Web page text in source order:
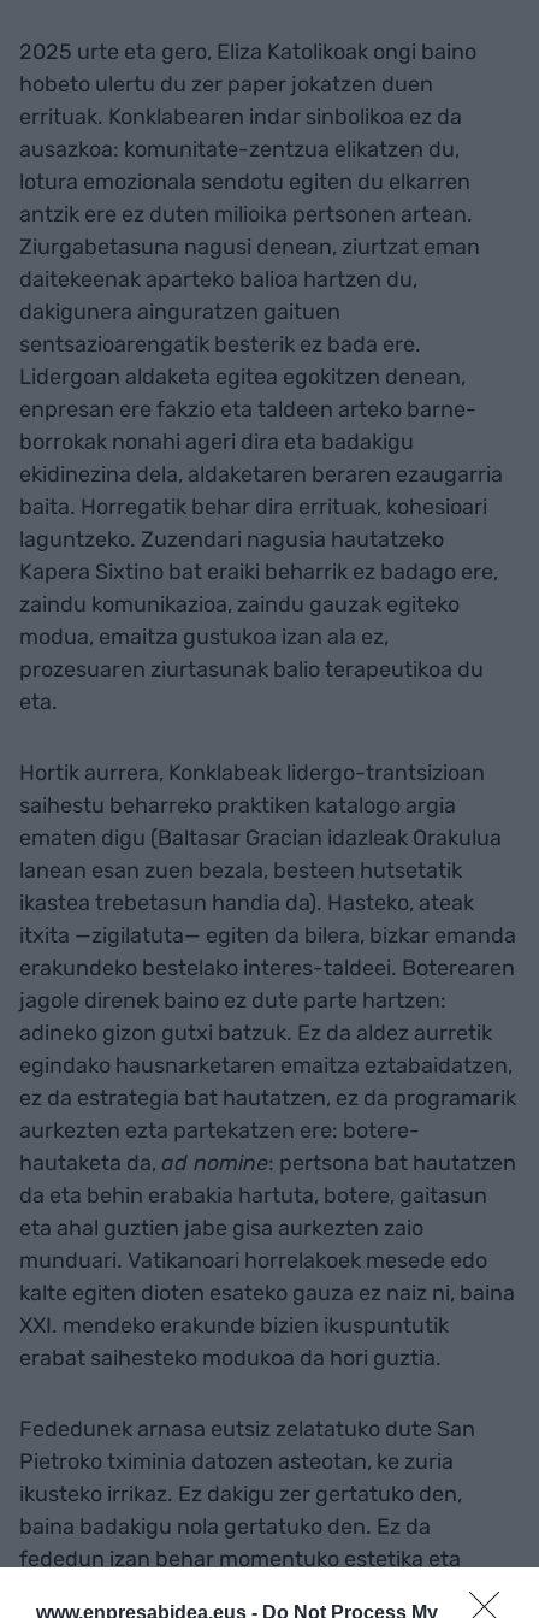
www.enpresabidea.eus - Do Not Process My
2025 urte eta gero, Eliza Katolikoak ongi baino
hobeto ulertu du zer paper jokatzen duen
errituak. Konklabearen indar sinbolikoa ez da
ausazkoa: komunitate-zentzua elikatzen du,
lotura emozionala sendotu egiten du elkarren
antzik ere ez duten milioika pertsonen artean.
Ziurgabetasuna nagusi denean, ziurtzat eman
daitekeenak aparteko balioa hartzen du,
dakigunera ainguratzen gaituen
sentsazioarengatik besterik ez bada ere.
Lidergoan aldaketa egitea egokitzen denean,
enpresan ere fakzio eta taldeen arteko barne-
borrokak nonahi ageri dira eta badakigu
ekidinezina dela, aldaketaren beraren ezaugarria
baita. Horregatik behar dira errituak, kohesioari
laguntzeko. Zuzendari nagusia hautatzeko
Kapera Sixtino bat eraiki beharrik ez badago ere,
zaindu komunikazioa, zaindu gauzak egiteko
modua, emaitza gustukoa izan ala ez,
prozesuaren ziurtasunak balio terapeutikoa du
eta.
Hortik aurrera, Konklabeak lidergo-trantsizioan
saihestu beharreko praktiken katalogo argia
ematen digu (Baltasar Gracian idazleak Orakulua
lanean esan zuen bezala, besteen hutsetatik
ikastea trebetasun handia da). Hasteko, ateak
itxita —zigilatuta— egiten da bilera, bizkar emanda
erakundeko bestelako interes-taldeei. Boterearen
jagole direnek baino ez dute parte hartzen:
adineko gizon gutxi batzuk. Ez da aldez aurretik
egindako hausnarketaren emaitza eztabaidatzen,
ez da estrategia bat hautatzen, ez da programarik
aurkezten ezta partekatzen ere: botere-
hautaketa da, ad nomine: pertsona bat hautatzen
da eta behin erabakia hartuta, botere, gaitasun
eta ahal guztien jabe gisa aurkezten zaio
munduari. Vatikanoari horrelakoek mesede edo
kalte egiten dioten esateko gauza ez naiz ni, baina
XXI. mendeko erakunde bizien ikuspuntutik
erabat saihesteko modukoa da hori guztia.
Fededunek arnasa eutsiz zelatatuko dute San
Pietroko tximinia datozen asteotan, ke zuria
ikusteko irrikaz. Ez dakigu zer gertatuko den,
baina badakigu nola gertatuko den. Ez da
fededun izan behar momentuko estetika eta
sinbolismoa oso indartsuak direla ikusteko, baina